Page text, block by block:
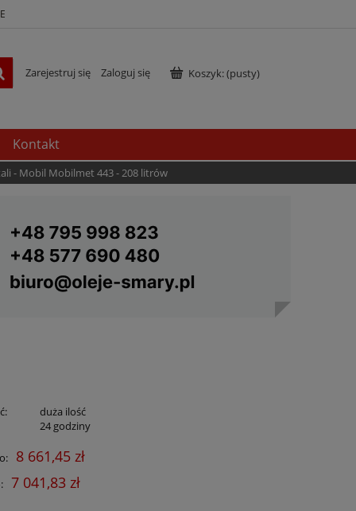
Koszyk:(pusty)
Zarejestruj się Zaloguj się
Kontakt
- Mobil Mobilmet 443 - 208 litrów
duża ilość
24 godziny
8 661,45 zł
7 041,83 zł